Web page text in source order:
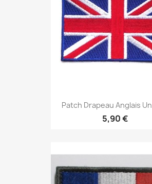
Patch Drapeau Anglais
5,90 €